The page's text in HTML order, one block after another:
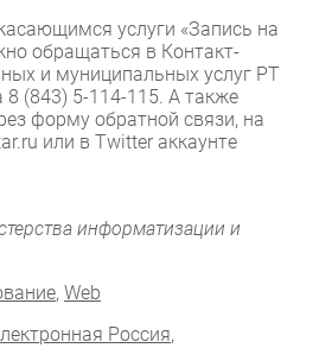
услуги «Запись на
обращаться в Контакт-
и муниципальных услуг РТ
8 (843) 5-114-115. А также
форму обратной связи, на
или в Twitter аккаунтe
информатизации и
, Web
Россия,